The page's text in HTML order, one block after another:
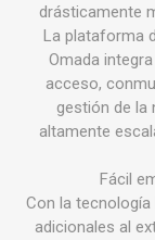
drásticamente
La plataforma
Omada
acceso,
gestión de la
altamente
Fácil
Con la tecnología
adicionales al